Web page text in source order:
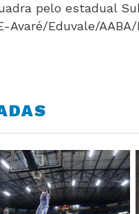
pelo estadual
Avaré/Eduvale/